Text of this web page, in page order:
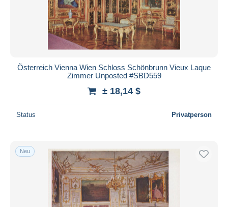
Österreich Vienna Wien Schloss Schönbrunn Vieux Laque
Zimmer Unposted #SBD559
± 18,14 $
Status Privatperson
Neu